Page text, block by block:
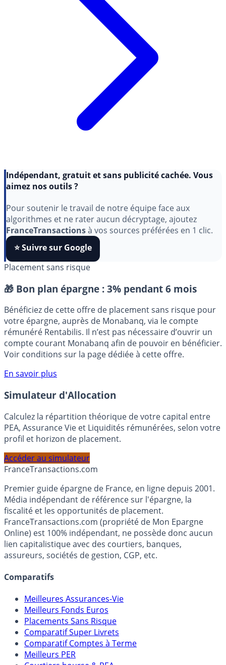
aimez nos outils ?
Pour soutenir le travail de notre équipe face aux
algorithmes et ne rater aucun décryptage, ajoutez
FranceTransactionsà vos sources préférées en 1 clic.
⭐️ Suivre sur Google
Placement sans risque
🎁 Bon plan épargne : 3% pendant 6 mois
Bénéficiez de cette offre de placement sans risque pour
votre épargne, auprès de Monabanq, via le compte
rémunéré Rentabilis. Il n’est pas nécessaire d’ouvrir un
Voir conditions sur la page dédiée à cette offre.
En savoir plus
Simulateur d'Allocation
Calculez la répartition théorique de votre capital entre
profil et horizon de placement.
FranceTransactions.com
Premier guide épargne de France, en ligne depuis 2001.
Média indépendant de référence sur l'épargne, la
fiscalité et les opportunités de placement.
FranceTransactions.com (propriété de Mon Epargne
Online) est 100% indépendant, ne possède donc aucun
assureurs, sociétés de gestion, CGP, etc.
Comparatifs
Meilleures Assurances-Vie
Meilleurs Fonds Euros
Placements Sans Risque
Comparatif Super Livrets